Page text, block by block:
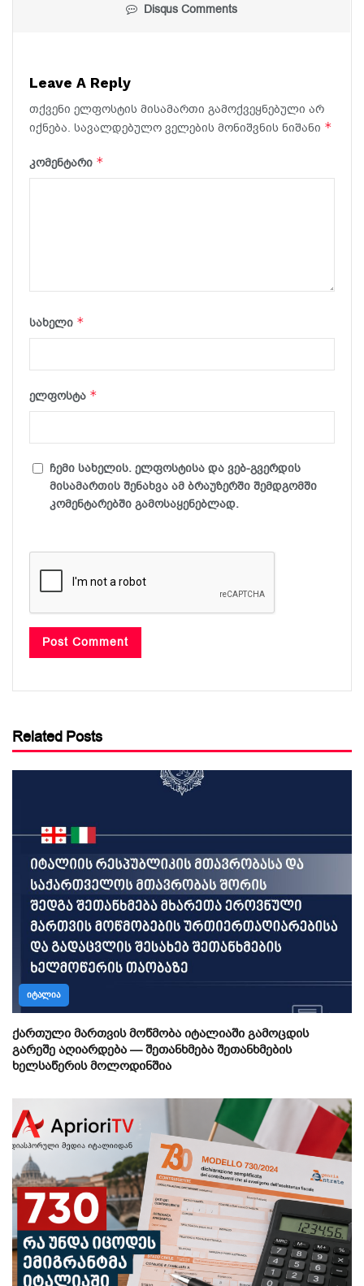
Disqus Comments
Leave A Reply
თქვენი ელფოსტის მისამართი გამოქვეყნებული არ
იქნება. სავალდებულო ველების მონიშვნის ნიშანი *
კომენტარი *
სახელი *
ელფოსტა *
ჩემი სახელის. ელფოსტისა და ვებ-გვერდის
მისამართის შენახვა ამ ბრაუზერში შემდგომში
კომენტარებში გამოსაყენებლად.
Related Posts
ᲘᲢᲐᲚᲘᲐ
ქართული მართვის მოწმობა იტალიაში გამოცდის
გარეშე აღიარდება — შეთანხმება შეთანხმების
ხელსაწერის მოლოდინშია